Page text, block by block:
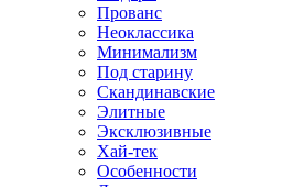
Прованс
Неоклассика
Минимализм
Под старину
Скандинавские
Элитные
Эксклюзивные
Хай-тек
Особенности